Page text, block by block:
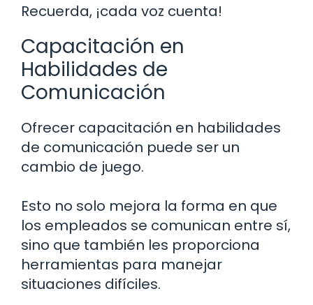
Recuerda, ¡cada voz cuenta!
Capacitación en
Habilidades de
Comunicación
Ofrecer capacitación en habilidades
de comunicación puede ser un
cambio de juego.
Esto no solo mejora la forma en que
los empleados se comunican entre sí,
sino que también les proporciona
herramientas para manejar
situaciones difíciles.